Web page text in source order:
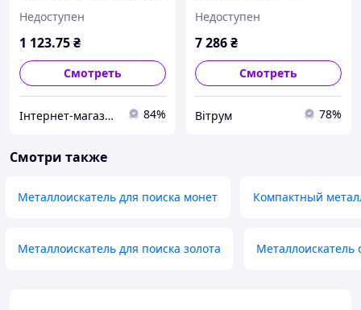
вибрацией для поиска на
пляже Treker GC-2007
Недоступен
1 123.75₴
Смотреть
Інтернет-магазин MEGA TOOLS 84%
водостойкой катушкой
VITRU MUX
Недоступен
7 286₴
Смотреть
Вітрум 78%
Смотри также
Металлоискатель для поиска монет Компактный
Металлоискатель для поиска золота